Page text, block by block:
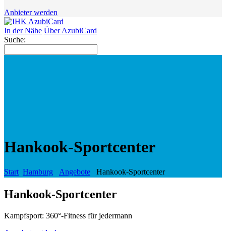
Anbieter werden
In der Nähe Über AzubiCard
Suche:
Hankook-Sportcenter
Start Hamburg Angebote Hankook-Sportcenter
Hankook-Sportcenter
Kampfsport: 360°-Fitness für jedermann